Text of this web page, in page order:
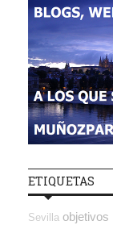
ETIQUETAS
Sevilla objetivos